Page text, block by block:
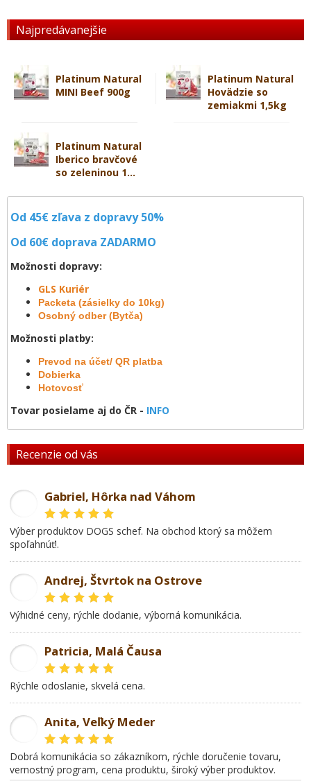
Od 45€ zľava z dopravy 50%
Od 60€ doprava ZADARMO
Možnosti dopravy:
GLS Kuriér
Packeta (zásielky do 10kg)
Osobný odber (Bytča)
Možnosti platby:
Prevod na účet/ QR platba
Dobierka
Hotovosť
Tovar posielame aj do ČR - INFO
Recenzie od vás
Gabriel, Hôrka nad Váhom
Výber produktov DOGS schef. Na obchod ktorý sa môžem
spoľahnúť!.
Andrej, Štvrtok na Ostrove
Výhidné ceny, rýchle dodanie, výborná komunikácia.
Patricia, Malá Čausa
rýchle odoslanie, skvelá cena.
Anita, Veľký Meder
dobrá komunikácia so zákazníkom, rýchle doručenie tovaru,
vernostný program, cena produktu, široký výber produktov.
Najpredávanejšie
Platinum Natural
MINI Beef 900g
Platinum Natural
Hovädzie so
zemiakmi 1,5kg
Platinum Natural
Iberico bravčové
so zeleninou 1...